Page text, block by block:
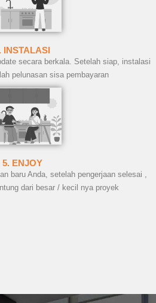
INSTALASI
secara berkala. Setelah siap, instalasi
pelunasan sisa pembayaran
5. ENJOY
baru Anda, setelah pengerjaan selesai ,
dari besar / kecil nya proyek